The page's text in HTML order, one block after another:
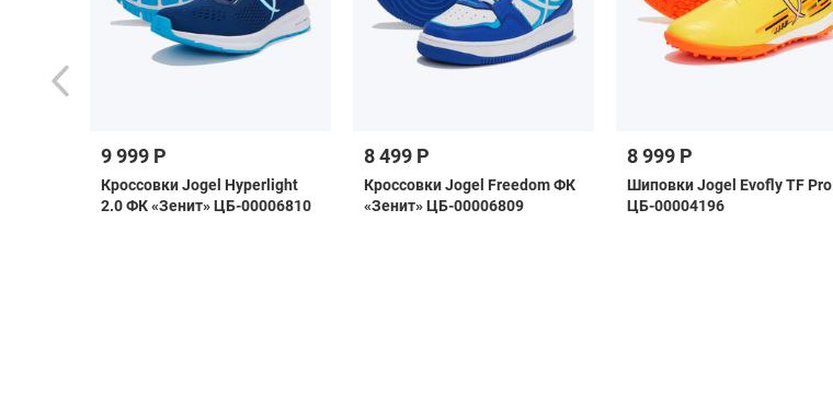
9 999 Р
Кроссовки Jogel Hyperlight
2.0 ФК «Зенит» ЦБ-00006810
8 499 Р
Кроссовки Jogel Freedom ФК
«Зенит» ЦБ-00006809
8 999 Р
Шиповки Jogel Evofly TF Pro
ЦБ-00004196